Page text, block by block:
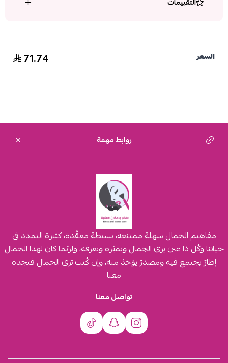
السعر 71.74
روابط مهمة
مفاهيم الجمال سهلة ممتنعة، بسيطة معقّدة، كثيرة التمدد في
حياتنا وكُل ذا عين يرى الجمال ويميّزه ويعرفه، ولربّما كان لهذا الجمال
إطارٌ يجتمع فيه ومصدرٌ يؤخذ منه، وإن كُنت ترى الجمال فتجده
معنا
تواصل معنا